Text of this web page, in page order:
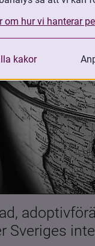
Sveriges
om hur vi hanterar
kakor